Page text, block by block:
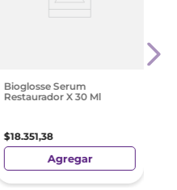
Bioglosse Serum
Restaurador X 30 Ml
$18.351,38
Agregar
50